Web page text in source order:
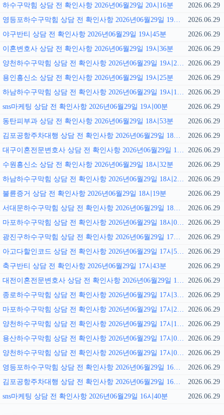
하수구막힘 상담 전 확인사항 2026년06월29일 20시16분
2026.06.29
영등포하수구막힘 상담 전 확인사항 2026년06월29일 19시51분
2026.06.29
야구반티 상담 전 확인사항 2026년06월29일 19시45분
2026.06.29
이혼변호사 상담 전 확인사항 2026년06월29일 19시36분
2026.06.29
양천하수구막힘 상담 전 확인사항 2026년06월29일 19시29분 2026.06.29
용인흥신소 상담 전 확인사항 2026년06월29일 19시25분
2026.06.29
하남하수구막힘 상담 전 확인사항 2026년06월29일 19시15분 2026.06.29
sns마케팅 상담 전 확인사항 2026년06월29일 19시00분
2026.06.29
동탄피부과 상담 전 확인사항 2026년06월29일 18시53분
2026.06.29
김포공항주차대행 상담 전 확인사항 2026년06월29일 18시47분
2026.06.29
대구이혼전문변호사 상담 전 확인사항 2026년06월29일 18시40분 2026.06.29
수원흥신소 상담 전 확인사항 2026년06월29일 18시32분
2026.06.29
하남하수구막힘 상담 전 확인사항 2026년06월29일 18시26분 2026.06.29
불륜증거 상담 전 확인사항 2026년06월29일 18시19분
2026.06.29
서대문하수구막힘 상담 전 확인사항 2026년06월29일 18시12분
2026.06.29
마포하수구막힘 상담 전 확인사항 2026년06월29일 18시05분 2026.06.29
광진구하수구막힘 상담 전 확인사항 2026년06월29일 17시57분
2026.06.29
아고다할인코드 상담 전 확인사항 2026년06월29일 17시50분 2026.06.29
축구반티 상담 전 확인사항 2026년06월29일 17시43분
2026.06.29
대전이혼전문변호사 상담 전 확인사항 2026년06월29일 17시36분 2026.06.29
종로하수구막힘 상담 전 확인사항 2026년06월29일 17시30분 2026.06.29
마포하수구막힘 상담 전 확인사항 2026년06월29일 17시22분 2026.06.29
양천하수구막힘 상담 전 확인사항 2026년06월29일 17시15분 2026.06.29
용산하수구막힘 상담 전 확인사항 2026년06월29일 17시08분 2026.06.29
양천하수구막힘 상담 전 확인사항 2026년06월29일 17시01분 2026.06.29
영등포하수구막힘 상담 전 확인사항 2026년06월29일 16시54분
2026.06.29
김포공항주차대행 상담 전 확인사항 2026년06월29일 16시48분
2026.06.29
sns마케팅 상담 전 확인사항 2026년06월29일 16시40분
2026.06.29